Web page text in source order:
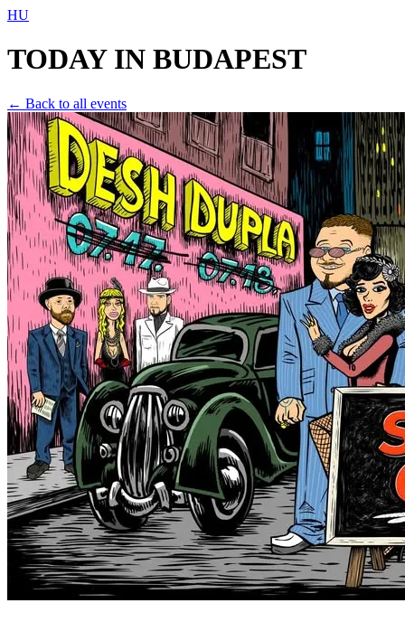
HU
TODAY IN BUDAPEST
← Back to all events